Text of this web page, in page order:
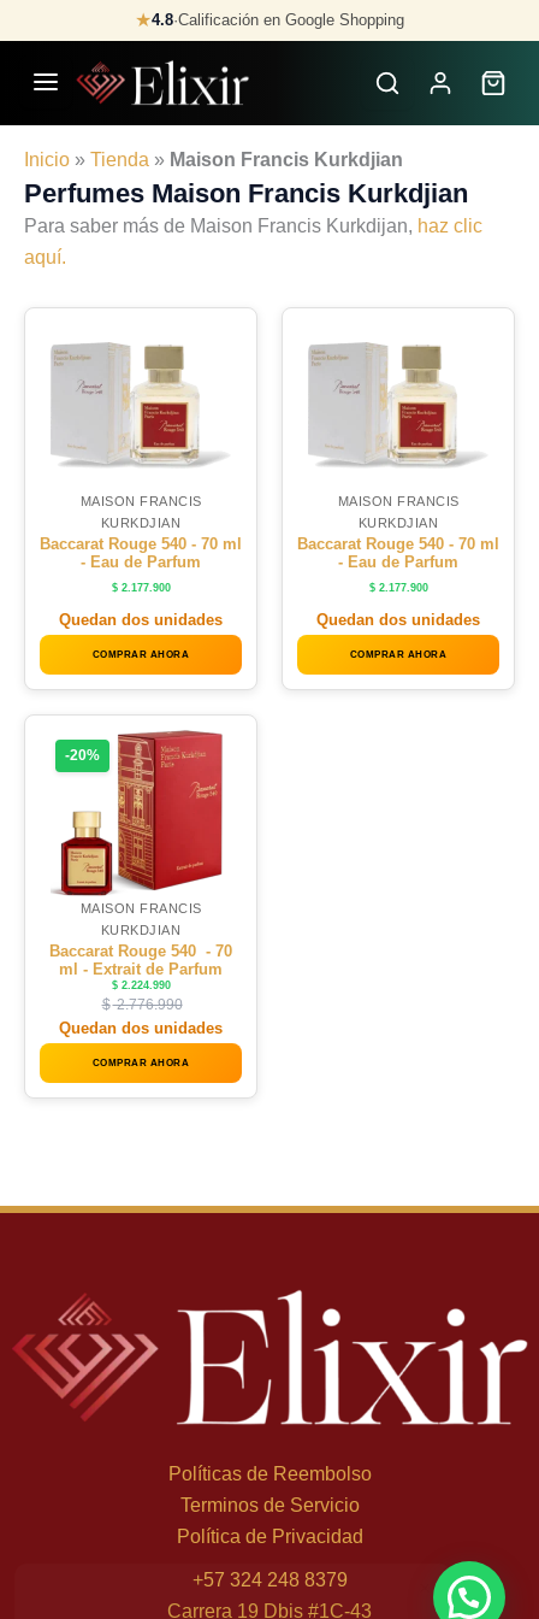
to
content
★4.8·Calificación en Google Shopping
Inicio » Tienda » Maison Francis Kurkdjian
Perfumes Maison Francis Kurkdjian
Para saber más de Maison Francis Kurkdijan, haz clic
aquí.
MAISON FRANCIS
KURKDJIAN
Baccarat Rouge 540 - 70 ml
- Eau de Parfum
$2.177.900
Quedan dos unidades
COMPRAR AHORA
MAISON FRANCIS
KURKDJIAN
Baccarat Rouge 540 - 70 ml
- Eau de Parfum
$2.177.900
Quedan dos unidades
COMPRAR AHORA
-20%
MAISON FRANCIS
KURKDJIAN
Baccarat Rouge 540 - 70
ml - Extrait de Parfum
$2.224.990
$2.776.990
Quedan dos unidades
COMPRAR AHORA
Políticas de Reembolso
Terminos de Servicio
Política de Privacidad
+57 324 248 8379
Carrera 19 Dbis #1C-43
Mariana C. de Bogotá